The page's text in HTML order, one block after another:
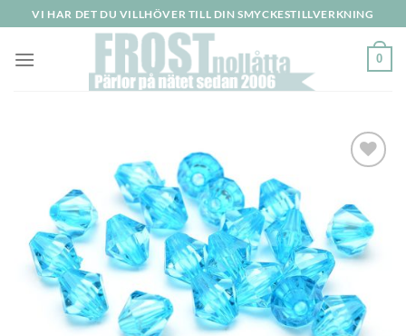
to
content
VI HAR DET DU VILLHÖVER TILL DIN SMYCKESTILLVERKNING
0
till i
önskelistan